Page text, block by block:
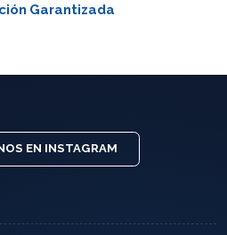
Garantizada
EN INSTAGRAM